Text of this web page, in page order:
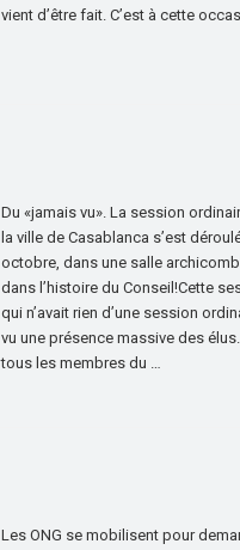
vient d’être fait. C’est à cette
Du «jamais vu». La session
la ville de Casablanca s’est
octobre, dans une salle
dans l’histoire du Conseil!Cette
qui n’avait rien d’une session
vu une présence massive des
tous les membres du …
Les ONG se mobilisent pour